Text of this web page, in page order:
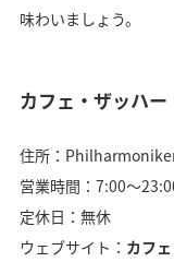
味わいましょう。
カフェ・ザッハー
住所：
営業時間：7:00〜
定休日：無休
ウェブサイト： カフ